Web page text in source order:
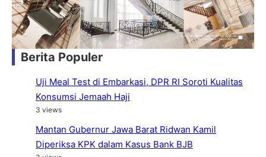
Berita Populer
Uji Meal Test di Embarkasi, DPR RI Soroti Kualitas
Konsumsi Jemaah Haji
3 views
Mantan Gubernur Jawa Barat Ridwan Kamil
Diperiksa KPK dalam Kasus Bank BJB